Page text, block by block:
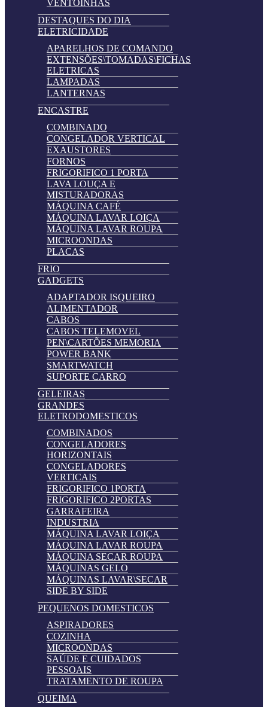
VENTOINHAS
DESTAQUES DO DIA
ELETRICIDADE
APARELHOS DE COMANDO
EXTENSÕES\TOMADAS\FICHAS
ELETRICAS
LAMPADAS
LANTERNAS
ENCASTRE
COMBINADO
CONGELADOR VERTICAL
EXAUSTORES
FORNOS
FRIGORIFICO 1 PORTA
LAVA LOUÇA E
MISTURADORAS
MÁQUINA CAFÉ
MÁQUINA LAVAR LOIÇA
MÁQUINA LAVAR ROUPA
MICROONDAS
PLACAS
FRIO
GADGETS
ADAPTADOR ISQUEIRO
ALIMENTADOR
CABOS
CABOS TELEMOVEL
PEN\CARTÕES MEMORIA
POWER BANK
SMARTWATCH
SUPORTE CARRO
GELEIRAS
GRANDES
ELETRODOMESTICOS
COMBINADOS
CONGELADORES
HORIZONTAIS
CONGELADORES
VERTICAIS
FRIGORIFICO 1PORTA
FRIGORIFICO 2PORTAS
GARRAFEIRA
INDUSTRIA
MÁQUINA LAVAR LOIÇA
MÁQUINA LAVAR ROUPA
MÁQUINA SECAR ROUPA
MÁQUINAS GELO
MÁQUINAS LAVAR\SECAR
SIDE BY SIDE
PEQUENOS DOMESTICOS
ASPIRADORES
COZINHA
MICROONDAS
SAÚDE E CUIDADOS
PESSOAIS
TRATAMENTO DE ROUPA
QUEIMA